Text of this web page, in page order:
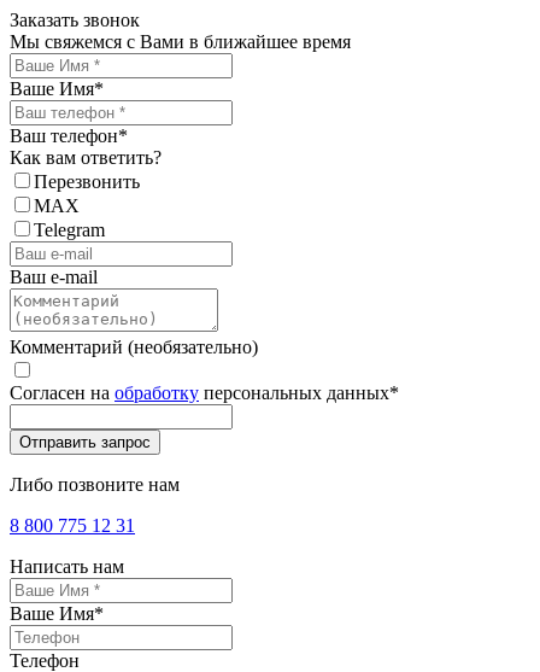
Заказать звонок
Мы свяжемся с Вами в ближайшее время
Ваше Имя*
Ваш телефон*
Как вам ответить?
Перезвонить
MAX
Telegram
Ваш e-mail
Комментарий (необязательно)
Согласен на обработку персональных данных*
Либо позвоните нам
8 800 775 12 31
Написать нам
Ваше Имя*
Телефон